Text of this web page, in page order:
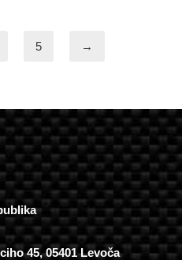
5 →
45, 05401 Levoča